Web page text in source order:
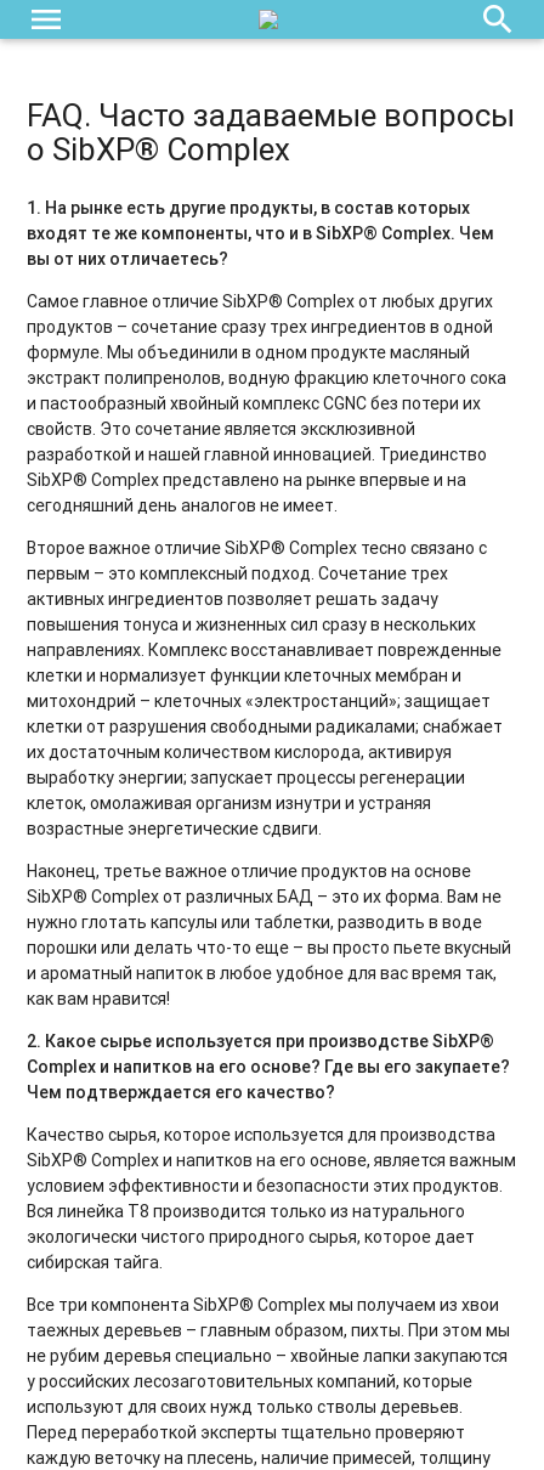
menu search
FAQ. Часто задаваемые вопросы
о SibXP® Complex
1. На рынке есть другие продукты, в состав которых
входят те же компоненты, что и в SibXP® Complex. Чем
вы от них отличаетесь?
Самое главное отличие SibXP® Complex от любых других
продуктов – сочетание сразу трех ингредиентов в одной
формуле. Мы объединили в одном продукте масляный
экстракт полипренолов, водную фракцию клеточного сока
и пастообразный хвойный комплекс CGNC без потери их
свойств. Это сочетание является эксклюзивной
разработкой и нашей главной инновацией. Триединство
SibXP® Complex представлено на рынке впервые и на
сегодняшний день аналогов не имеет.
Второе важное отличие SibXP® Complex тесно связано с
первым – это комплексный подход. Сочетание трех
активных ингредиентов позволяет решать задачу
повышения тонуса и жизненных сил сразу в нескольких
направлениях. Комплекс восстанавливает поврежденные
клетки и нормализует функции клеточных мембран и
митохондрий – клеточных «электростанций»; защищает
клетки от разрушения свободными радикалами; снабжает
их достаточным количеством кислорода, активируя
выработку энергии; запускает процессы регенерации
клеток, омолаживая организм изнутри и устраняя
возрастные энергетические сдвиги.
Наконец, третье важное отличие продуктов на основе
SibXP® Complex от различных БАД – это их форма. Вам не
нужно глотать капсулы или таблетки, разводить в воде
порошки или делать что-то еще – вы просто пьете вкусный
и ароматный напиток в любое удобное для вас время так,
как вам нравится!
2. Какое сырье используется при производстве SibXP®
Complex и напитков на его основе? Где вы его закупаете?
Чем подтверждается его качество?
Качество сырья, которое используется для производства
SibXP® Complex и напитков на его основе, является важным
условием эффективности и безопасности этих продуктов.
Вся линейка Т8 производится только из натурального
экологически чистого природного сырья, которое дает
сибирская тайга.
Все три компонента SibXP® Complex мы получаем из хвои
таежных деревьев – главным образом, пихты. При этом мы
не рубим деревья специально – хвойные лапки закупаются
у российских лесозаготовительных компаний, которые
используют для своих нужд только стволы деревьев.
Перед переработкой эксперты тщательно проверяют
каждую веточку на плесень, наличие примесей, толщину